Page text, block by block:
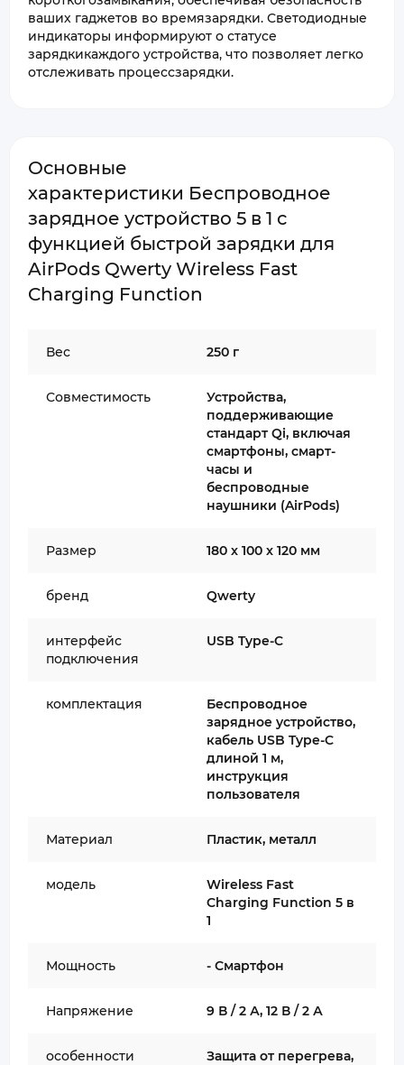
ваших гаджетов во времязарядки. Светодиодные
индикаторы информируют о статусе
зарядкикаждого устройства, что позволяет легко
отслеживать процессзарядки.
Основные
характеристики Беспроводное
зарядное устройство 5 в 1 с
функцией быстрой зарядки для
AirPods Qwerty Wireless Fast
Charging Function
Вес 250 г
Совместимость
Устройства,
поддерживающие
стандарт Qi, включая
смартфоны, смарт-
часы и
беспроводные
наушники (AirPods)
Размер 180 x 100 x 120 мм
бренд Qwerty
интерфейс
подключения
USB Type-C
комплектация
Беспроводное
зарядное устройство,
кабель USB Type-C
длиной 1 м,
инструкция
пользователя
Материал Пластик, металл
модель
Wireless Fast
Charging Function 5 в
1
Мощность - Смартфон
Напряжение 9 В / 2 А, 12 В / 2 А
особенности
Защита от перегрева,